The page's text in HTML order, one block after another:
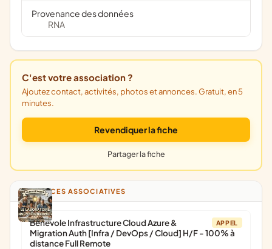
Provenance des données
RNA
C'est votre association ?
Ajoutez contact, activités, photos et annonces. Gratuit, en 5
minutes.
Revendiquer la fiche
Partager la fiche
ANNONCES ASSOCIATIVES
APPEL
Bénévole Infrastructure Cloud Azure &
Migration Auth [Infra / DevOps / Cloud] H/F - 100% à
distance Full Remote